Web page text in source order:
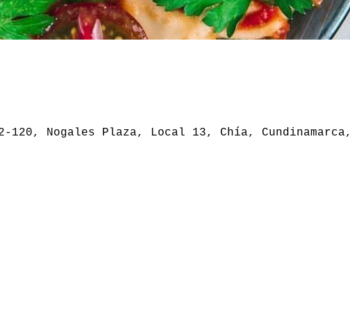
Nogales Plaza, Local 13, Chía, Cundinamarca,